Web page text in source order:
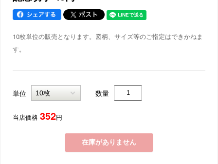
10枚単位の販売となります。図柄、サイズ等のご指定はできかねま
す。
単位 数量
当店価格 352円
在庫がありません